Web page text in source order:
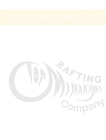
アウトドアのご予約ページ/